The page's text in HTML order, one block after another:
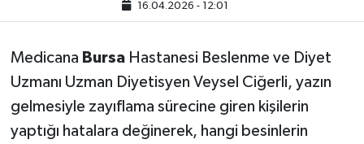
16.04.2026 - 12:01
Medicana BursaHastanesi Beslenme ve Diyet
Uzmanı Uzman Diyetisyen Veysel Ciğerli, yazın
gelmesiyle zayıflama sürecine giren kişilerin
yaptığı hatalara değinerek, hangi besinlerin